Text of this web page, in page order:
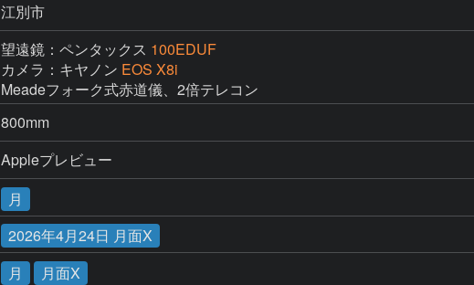
江別市
望遠鏡：ペンタックス 100EDUF
カメラ：キヤノン EOS X8i
Meadeフォーク式赤道儀、2倍テレコン
800mm
Appleプレビュー
月
2026年4月24日 月面X
月 月面X